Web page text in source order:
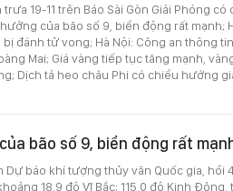
19-11 trên Báo Sài Gòn Giải Phóng
của bão số 9, biển động rất mạnh;
đánh tử vong; Hà Nội: Công an thông
Mai; Giá vàng tiếp tục tăng mạnh,
Dịch tả heo châu Phi có chiều hướng
bão số 9, biển động rất
Dự báo khí tượng thủy văn Quốc gia, hồi
18,9 độ Vĩ Bắc; 115,0 độ Kinh